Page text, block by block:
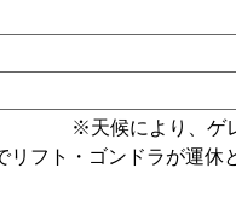
※天候により、ゲ
リフト・ゴンドラが運休